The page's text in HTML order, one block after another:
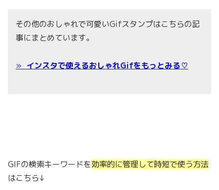
その他のおしゃれで可愛いGifスタンプはこちらの記
事にまとめています。
» インスタで使えるおしゃれGifをもっとみる♡
GIFの検索キーワードを効率的に管理して時短で使う方法
はこちら↓